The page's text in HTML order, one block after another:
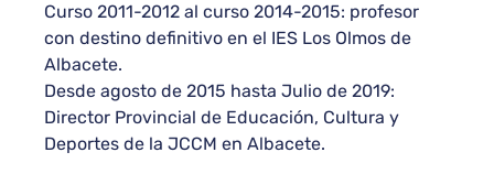
Curso 2011-2012 al curso 2014-2015: profesor
con destino definitivo en el IES Los Olmos de
Albacete.
Desde agosto de 2015 hasta Julio de 2019:
Director Provincial de Educación, Cultura y
Deportes de la JCCM en Albacete.